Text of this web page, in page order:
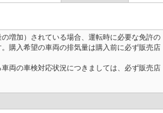
増加）されている場合、運転時に必要な免許の
購入希望の車両の排気量は購入前に必ず販売店
両の車検対応状況につきましては、必ず販売店